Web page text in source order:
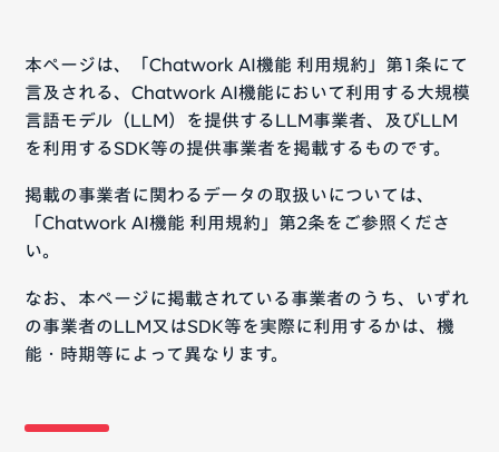
本ページは、「Chatwork AI機能 利用規約」第1条にて
言及される、Chatwork AI機能において利用する大規模
言語モデル（LLM）を提供するLLM事業者、及びLLM
を利用するSDK等の提供事業者を掲載するものです。
掲載の事業者に関わるデータの取扱いについては、
「Chatwork AI機能 利用規約」第2条をご参照くださ
い。
なお、本ページに掲載されている事業者のうち、いずれ
の事業者のLLM又はSDK等を実際に利用するかは、機
能・時期等によって異なります。